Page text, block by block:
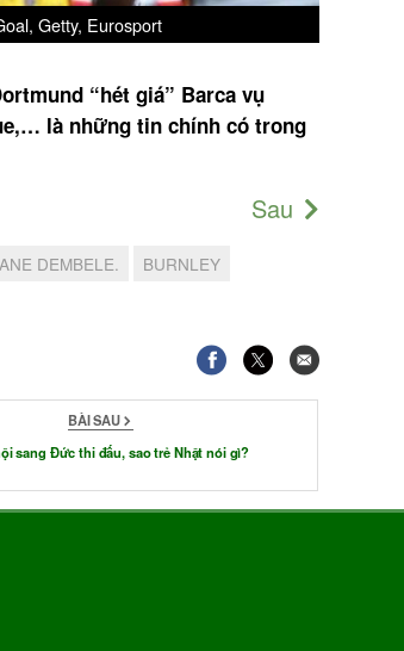
Getty, Eurosport
“hét giá” Barca vụ
là những tin chính có trong
Sau
DEMBELE.
BURNLEY
BÀI SAU
sang Đức thi đấu, sao trẻ Nhật nói gì?